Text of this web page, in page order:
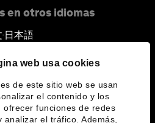
web usa cookies
de este sitio web se usan
el contenido y los
ofrecer funciones de redes
analizar el tráfico. Además,
en otros idiomas
▪ 日本語